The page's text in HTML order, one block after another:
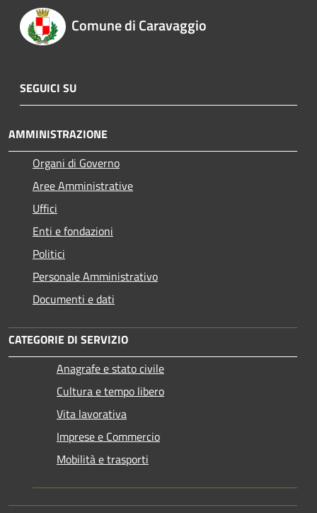
Comune di Caravaggio
SEGUICI SU
AMMINISTRAZIONE
Organi di Governo
Aree Amministrative
Uffici
Enti e fondazioni
Politici
Personale Amministrativo
Documenti e dati
CATEGORIE DI SERVIZIO
Anagrafe e stato civile
Cultura e tempo libero
Vita lavorativa
Imprese e Commercio
Mobilità e trasporti